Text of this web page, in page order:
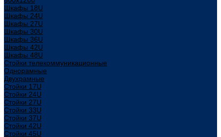
Шкафы 18U
Шкафы 24U
Шкафы 27U
Шкафы 30U
Шкафы 36U
Шкафы 42U
Шкафы 48U
Стойки телекоммуникационные
Однорамные
Двухрамные
Стойки 17U
Стойки 24U
Стойки 27U
Стойки 33U
Стойки 37U
Стойки 42U
Стойки 45U